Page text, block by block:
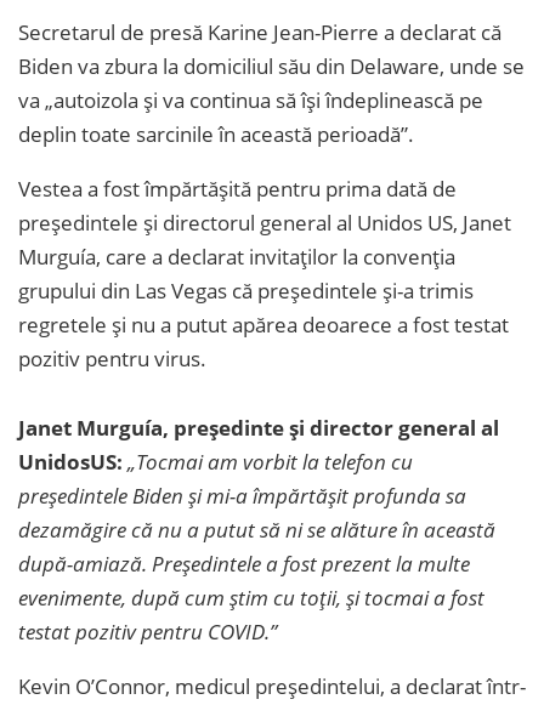
Secretarul de presă Karine Jean-Pierre a declarat că
Biden va zbura la domiciliul său din Delaware, unde se
va „autoizola și va continua să își îndeplinească pe
deplin toate sarcinile în această perioadă”.
Vestea a fost împărtășită pentru prima dată de
președintele și directorul general al Unidos US, Janet
Murguía, care a declarat invitaților la convenția
grupului din Las Vegas că președintele și-a trimis
regretele și nu a putut apărea deoarece a fost testat
pozitiv pentru virus.
Janet Murguía, președinte și director general al
UnidosUS: „Tocmai am vorbit la telefon cu
președintele Biden și mi-a împărtășit profunda sa
dezamăgire că nu a putut să ni se alăture în această
după-amiază. Președintele a fost prezent la multe
evenimente, după cum știm cu toții, și tocmai a fost
testat pozitiv pentru COVID.”
Kevin O’Connor, medicul președintelui, a declarat într-